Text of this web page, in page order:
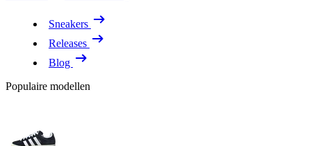
Sneakers
Releases
Blog
Populaire modellen